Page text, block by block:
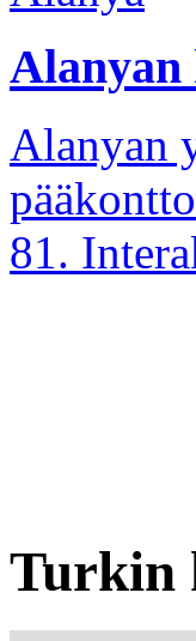
Alanyan
81.
Turkin